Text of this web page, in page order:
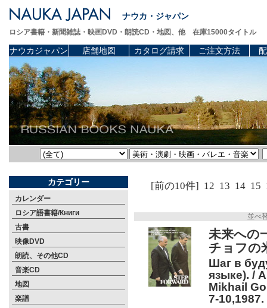
ナウカ・ジャパン
ロシア書籍・新聞雑誌・映画DVD・朗読CD・地図、他 在庫15000タイトル
ナウカジャパン 店舗地図 カタログ請求 ご注文方法
カテゴリー
カレンダー
ロシア語書籍/Книги
古書
映像DVD
朗読、その他CD
音楽CD
地図
楽譜
[前の10件] 12 13 14 15
並べ
未来への
チョフの
Шаг в
языке). /
Mikhail
7-